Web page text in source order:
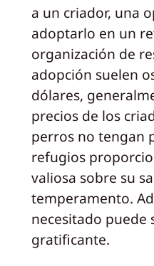
a un criador, una
adoptarlo en un
organización de
adopción suelen
dólares,
precios de los
perros no tengan
refugios
valiosa sobre su
temperamento.
necesitado puede
gratificante.